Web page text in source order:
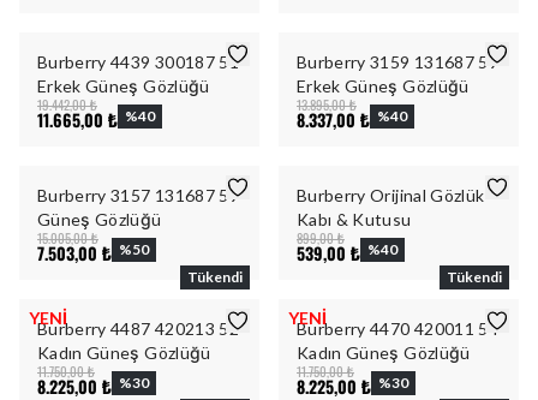
Burberry 4439 300187 51
Erkek Güneş Gözlüğü
19.442,00 ₺
11.665,00 ₺ %40
Burberry 3159 131687 59
Erkek Güneş Gözlüğü
13.895,00 ₺
8.337,00 ₺ %40
Burberry 3157 131687 59
Güneş Gözlüğü
15.005,00 ₺
7.503,00 ₺ %50
Burberry Orijinal Gözlük
Kabı & Kutusu
899,00 ₺
539,00 ₺ %40
YENİ
Tükendi
Burberry 4487 420213 52
Kadın Güneş Gözlüğü
11.750,00 ₺
8.225,00 ₺ %30
YENİ
Tükendi
Burberry 4470 420011 54
Kadın Güneş Gözlüğü
11.750,00 ₺
8.225,00 ₺ %30